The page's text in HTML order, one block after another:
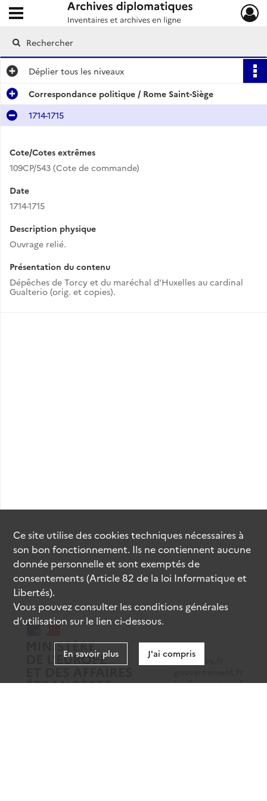
Archives diplomatiques
Ouvrir le menu déroulant
Déplier tous les niveaux
Correspondance politique / Rome Saint-Siège
1714-1715
Cote/Cotes extrêmes
109CP/543 (Cote de commande)
Date
1714-1715
Description physique
Ouvrage relié.
Présentation du contenu
Dépêches de Torcy et du maréchal d'Huxelles au cardinal
Gualterio (orig. et copies).
data.gouv.fr
legifrance.gouv.fr
Ce site utilise descookiestechniques nécessaires à
son bon fonctionnement. Ils ne contiennent aucune
donnée personnelle et sont exemptés de
consentements (Article 82 de la loi Informatique et
Libertés).
Vous pouvez consulter les conditions générales
d’utilisation sur le lien ci-dessous.
En savoir plus J'ai compris